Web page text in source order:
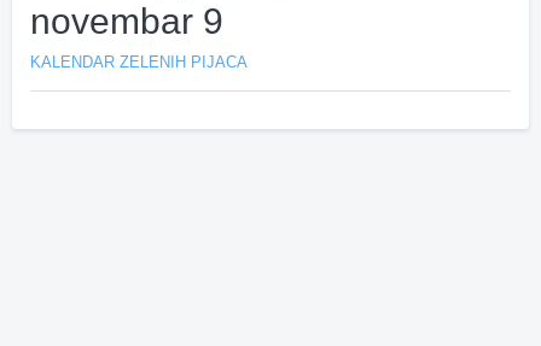
novembar 9
KALENDAR ZELENIH PIJACA